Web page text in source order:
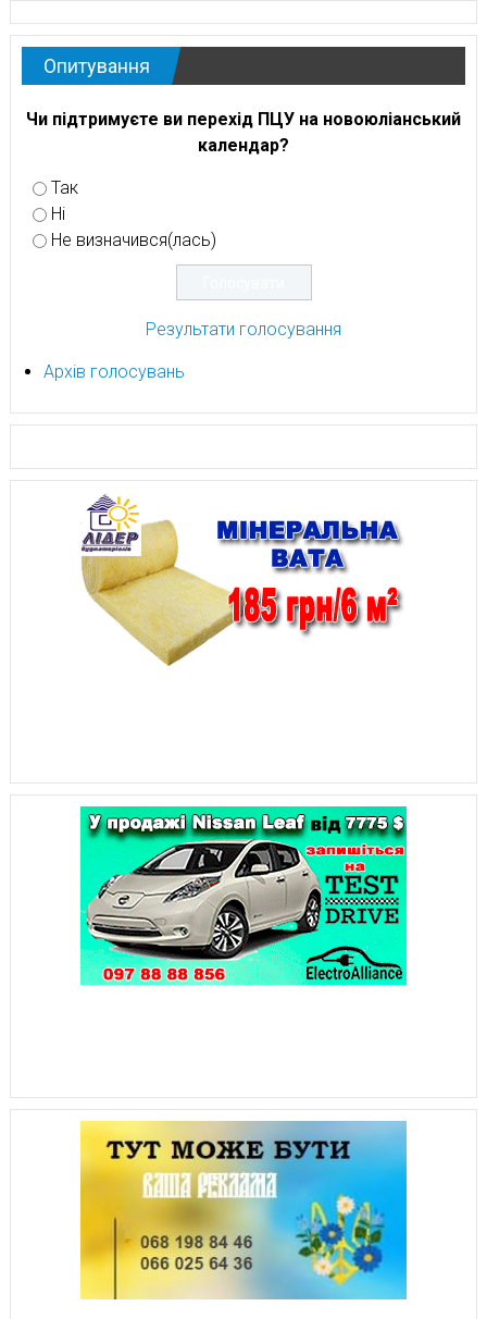
Опитування
Чи підтримуєте ви перехід ПЦУ на новоюліанський
календар?
Так
Ні
Не визначився(лась)
Результати голосування
Архів голосувань